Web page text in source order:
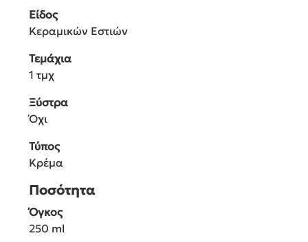
Είδος
Κεραμικών Εστιών
Τεμάχια
1 τμχ
Ξύστρα
Όχι
Τύπος
Κρέμα
Ποσότητα
Όγκος
250 ml